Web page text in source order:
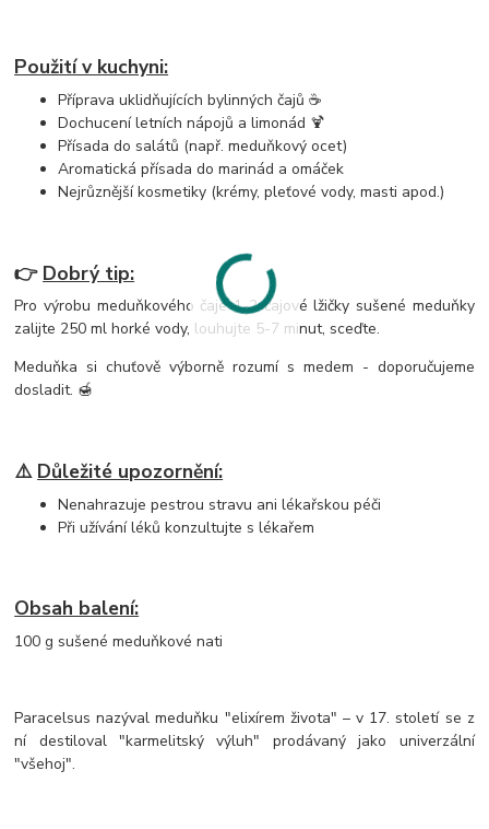
Použití v kuchyni:
Příprava uklidňujících bylinných čajů ☕
Dochucení letních nápojů a limonád 🍹
Přísada do salátů (např. meduňkový ocet)
Aromatická přísada do marinád a omáček
Nejrůznější kosmetiky (krémy, pleťové vody, masti apod.)
👉 Dobrý tip:
Pro výrobu meduňkového čaje 1-2 čajové lžičky sušené meduňky
zalijte 250 ml horké vody, louhujte 5-7 minut, sceďte.
Meduňka si chuťově výborně rozumí s medem - doporučujeme
dosladit. 🍯
⚠️ Důležité upozornění:
Nenahrazuje pestrou stravu ani lékařskou péči
Při užívání léků konzultujte s lékařem
Obsah balení:
100 g sušené meduňkové nati
Paracelsus nazýval meduňku "elixírem života" – v 17. století se z
ní destiloval "karmelitský výluh" prodávaný jako univerzální
"všehoj".